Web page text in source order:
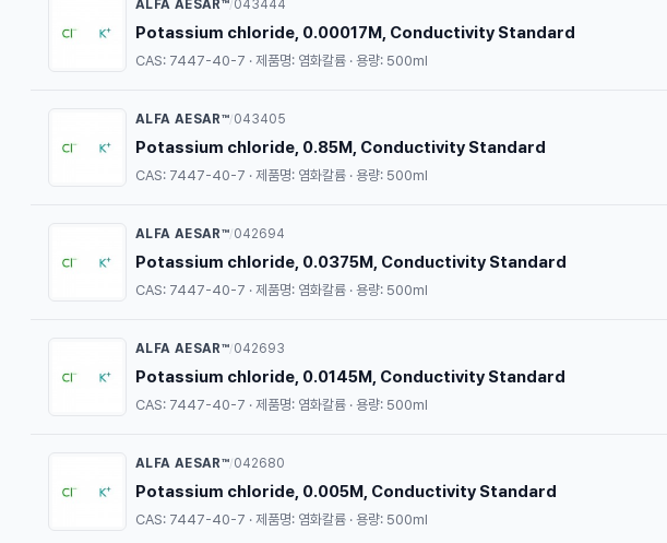
ALFA AESAR™/043444
Potassium chloride, 0.00017M, Conductivity Standard
CAS: 7447-40-7 · 제품명: 염화칼륨 · 용량: 500ml
ALFA AESAR™/043405
Potassium chloride, 0.85M, Conductivity Standard
CAS: 7447-40-7 · 제품명: 염화칼륨 · 용량: 500ml
ALFA AESAR™/042694
Potassium chloride, 0.0375M, Conductivity Standard
CAS: 7447-40-7 · 제품명: 염화칼륨 · 용량: 500ml
ALFA AESAR™/042693
Potassium chloride, 0.0145M, Conductivity Standard
CAS: 7447-40-7 · 제품명: 염화칼륨 · 용량: 500ml
ALFA AESAR™/042680
Potassium chloride, 0.005M, Conductivity Standard
CAS: 7447-40-7 · 제품명: 염화칼륨 · 용량: 500ml